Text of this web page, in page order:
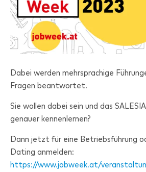
Dabei werden mehrsprachige
Fragen beantwortet.
Sie wollen dabei sein und das
genauer kennenlernen?
Dann jetzt für eine Betriebsführung
Dating anmelden:
https://www.jobweek.at/